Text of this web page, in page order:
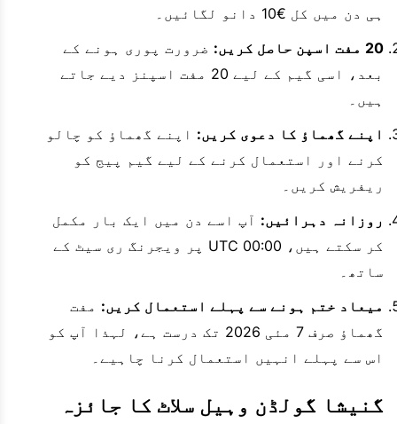
ہی دن میں کل €10 دانو لگائیں۔
20 مفت اسپن حاصل کریں:
ضرورت پوری ہونے کے
بعد، اسی گیم کے لیے 20 مفت اسپنز دیے جاتے
ہیں۔
اپنے گھماؤ کا دعوی کریں: اپنے گھماؤ کو چالو
کرنے اور استعمال کرنے کے لیے گیم پیج کو
ریفریش کریں۔
روزانہ دہرائیں: آپ اسے دن میں ایک بار مکمل
کر سکتے ہیں، 00:00 UTC پر ویجرنگ ری سیٹ کے
ساتھ۔
میعاد ختم ہونے سے پہلے استعمال کریں: مفت
گھماؤ صرف 7 مئی 2026 تک درست ہے، لہذا آپ کو
اس سے پہلے انہیں استعمال کرنا چاہیے۔
گنیشا گولڈن وہیل سلاٹ کا جائزہ